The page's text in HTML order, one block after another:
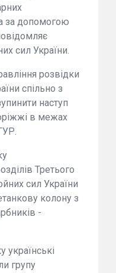
за допомогою
сил України.
розвідки
спільно з
наступ
в межах
Третього
сил України
колону з
-
українські
групу